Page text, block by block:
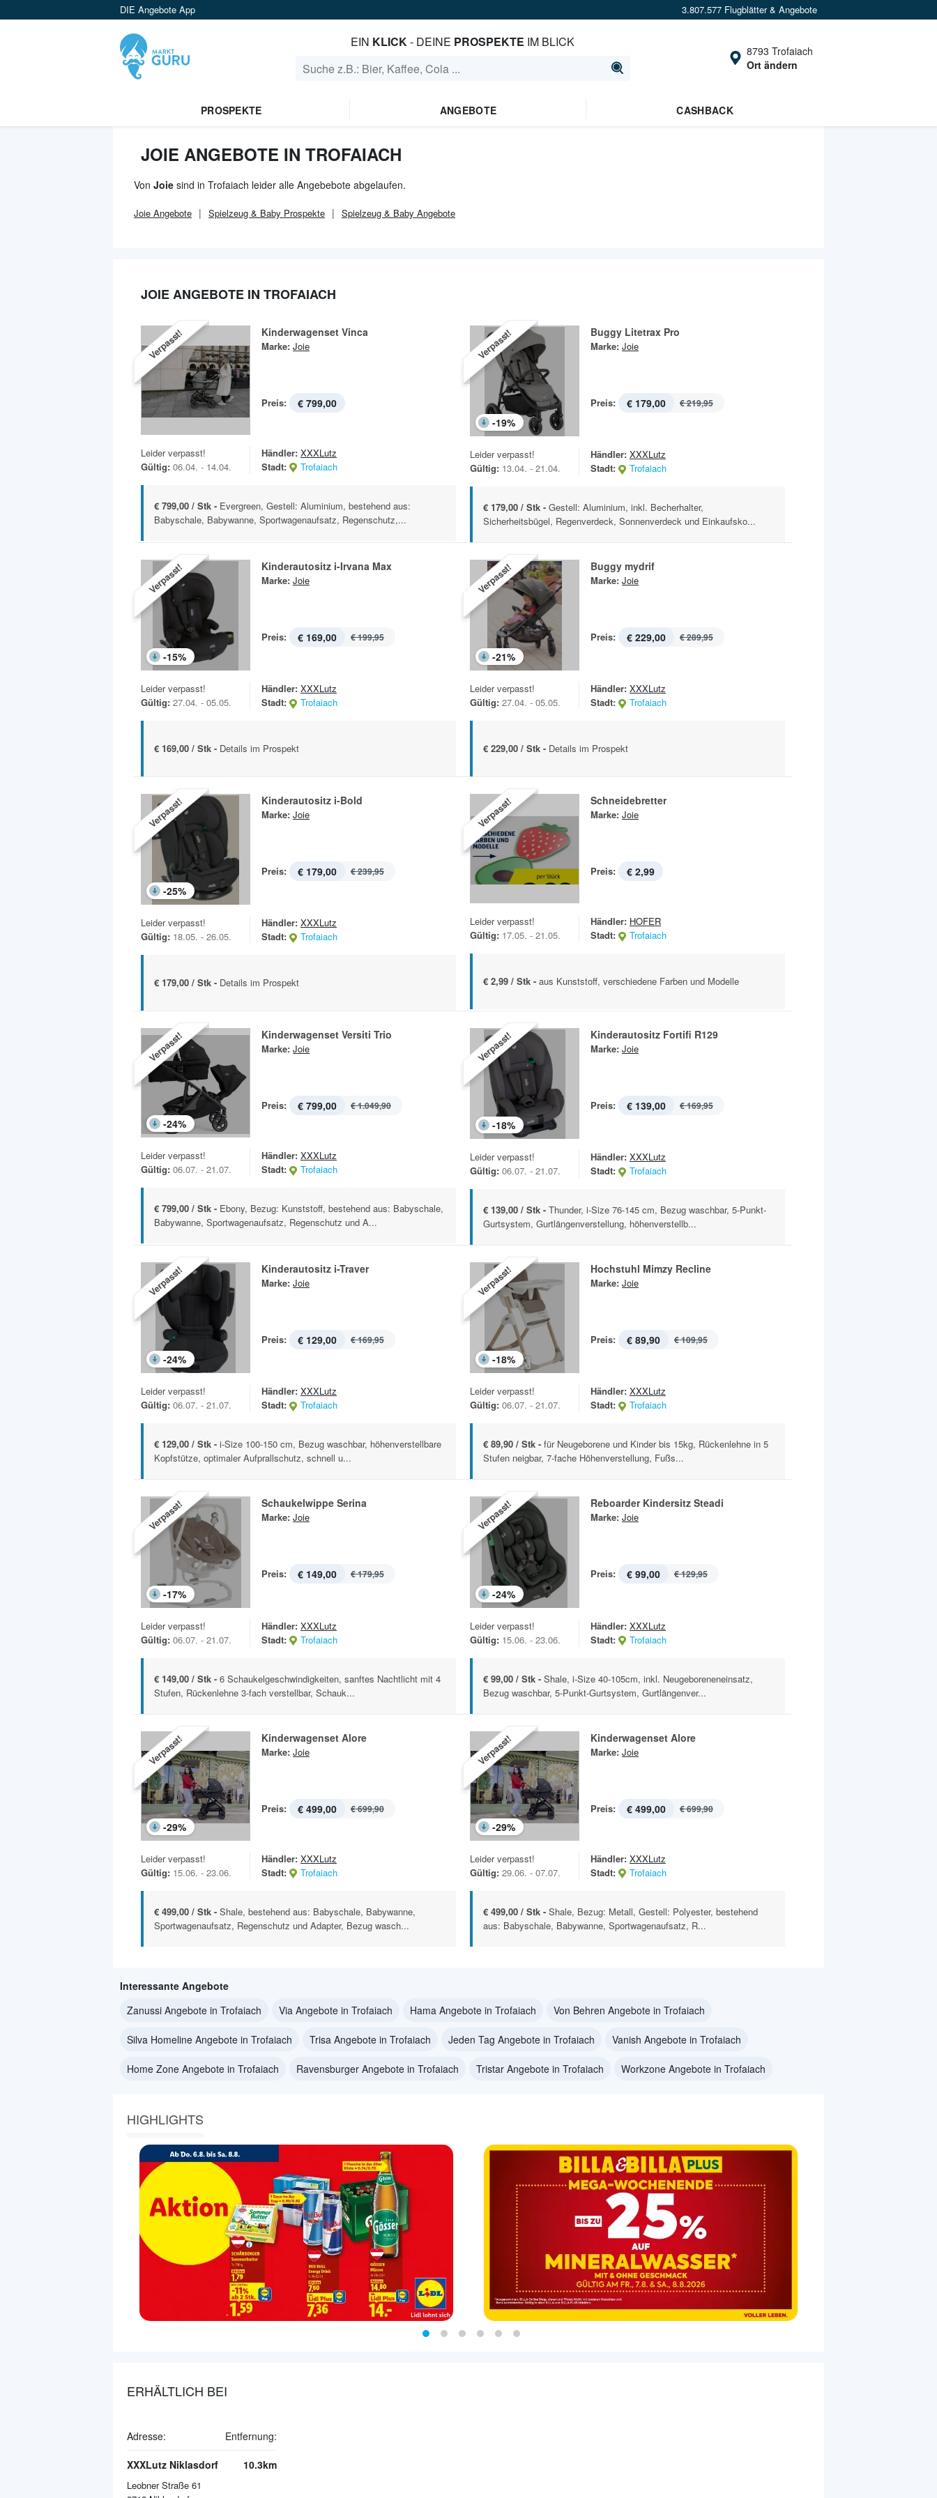
DIE Angebote App 3.807.577 Flugblätter & Angebote
EIN KLICK- DEINE PROSPEKTE IM BLICK
8793 Trofaiach
Ort ändern
PROSPEKTE ANGEBOTE CASHBACK
JOIE ANGEBOTE IN TROFAIACH
Von Joie sind in Trofaiach leider alle Angebebote abgelaufen.
Joie Angebote Spielzeug & Baby Prospekte Spielzeug & Baby Angebote
JOIE ANGEBOTE IN TROFAIACH
Verpasst! Kinderwagenset Vinca
Marke: Joie
Preis: € 799,00
Leider verpasst!
Gültig: 06.04. - 14.04.
Händler: XXXLutz
Stadt:
Trofaiach
€ 799,00 / Stk - Evergreen, Gestell: Aluminium, bestehend aus:
Babyschale, Babywanne, Sportwagenaufsatz, Regenschutz,...
Verpasst!
-19%
Buggy Litetrax Pro
Marke: Joie
Preis: € 179,00 € 219,95
Leider verpasst!
Gültig: 13.04. - 21.04.
Händler: XXXLutz
Stadt:
Trofaiach
€ 179,00 / Stk - Gestell: Aluminium, inkl. Becherhalter,
Sicherheitsbügel, Regenverdeck, Sonnenverdeck und Einkaufsko...
Verpasst!
-15%
Kinderautositz i-Irvana Max
Marke: Joie
Preis: € 169,00 € 199,95
Leider verpasst!
Gültig: 27.04. - 05.05.
Händler: XXXLutz
Stadt:
Trofaiach
€ 169,00 / Stk - Details im Prospekt
Verpasst!
-21%
Buggy mydrif
Marke: Joie
Preis: € 229,00 € 289,95
Leider verpasst!
Gültig: 27.04. - 05.05.
Händler: XXXLutz
Stadt:
Trofaiach
€ 229,00 / Stk - Details im Prospekt
Verpasst!
-25%
Kinderautositz i-Bold
Marke: Joie
Preis: € 179,00 € 239,95
Leider verpasst!
Gültig: 18.05. - 26.05.
Händler: XXXLutz
Stadt:
Trofaiach
€ 179,00 / Stk - Details im Prospekt
Verpasst! Schneidebretter
Marke: Joie
Preis: € 2,99
Leider verpasst!
Gültig: 17.05. - 21.05.
Händler: HOFER
Stadt:
Trofaiach
€ 2,99 / Stk - aus Kunststoff, verschiedene Farben und Modelle
Verpasst!
-24%
Kinderwagenset Versiti Trio
Marke: Joie
Preis: € 799,00 € 1.049,90
Leider verpasst!
Gültig: 06.07. - 21.07.
Händler: XXXLutz
Stadt:
Trofaiach
€ 799,00 / Stk - Ebony, Bezug: Kunststoff, bestehend aus: Babyschale,
Babywanne, Sportwagenaufsatz, Regenschutz und A...
Verpasst!
-18%
Kinderautositz Fortifi R129
Marke: Joie
Preis: € 139,00 € 169,95
Leider verpasst!
Gültig: 06.07. - 21.07.
Händler: XXXLutz
Stadt:
Trofaiach
€ 139,00 / Stk - Thunder, i-Size 76-145 cm, Bezug waschbar, 5-Punkt-
Gurtsystem, Gurtlängenverstellung, höhenverstellb...
Verpasst!
-24%
Kinderautositz i-Traver
Marke: Joie
Preis: € 129,00 € 169,95
Leider verpasst!
Gültig: 06.07. - 21.07.
Händler: XXXLutz
Stadt:
Trofaiach
€ 129,00 / Stk - i-Size 100-150 cm, Bezug waschbar, höhenverstellbare
Kopfstütze, optimaler Aufprallschutz, schnell u...
Verpasst!
-18%
Hochstuhl Mimzy Recline
Marke: Joie
Preis: € 89,90 € 109,95
Leider verpasst!
Gültig: 06.07. - 21.07.
Händler: XXXLutz
Stadt:
Trofaiach
€ 89,90 / Stk - für Neugeborene und Kinder bis 15kg, Rückenlehne in 5
Stufen neigbar, 7-fache Höhenverstellung, Fußs...
Verpasst!
-17%
Schaukelwippe Serina
Marke: Joie
Preis: € 149,00 € 179,95
Leider verpasst!
Gültig: 06.07. - 21.07.
Händler: XXXLutz
Stadt:
Trofaiach
€ 149,00 / Stk - 6 Schaukelgeschwindigkeiten, sanftes Nachtlicht mit 4
Stufen, Rückenlehne 3-fach verstellbar, Schauk...
Verpasst!
-24%
Reboarder Kindersitz Steadi
Marke: Joie
Preis: € 99,00 € 129,95
Leider verpasst!
Gültig: 15.06. - 23.06.
Händler: XXXLutz
Stadt:
Trofaiach
€ 99,00 / Stk - Shale, i-Size 40-105cm, inkl. Neugeboreneneinsatz,
Bezug waschbar, 5-Punkt-Gurtsystem, Gurtlängenver...
Verpasst!
-29%
Kinderwagenset Alore
Marke: Joie
Preis: € 499,00 € 699,90
Leider verpasst!
Gültig: 15.06. - 23.06.
Händler: XXXLutz
Stadt:
Trofaiach
€ 499,00 / Stk - Shale, bestehend aus: Babyschale, Babywanne,
Sportwagenaufsatz, Regenschutz und Adapter, Bezug wasch...
Verpasst!
-29%
Kinderwagenset Alore
Marke: Joie
Preis: € 499,00 € 699,90
Leider verpasst!
Gültig: 29.06. - 07.07.
Händler: XXXLutz
Stadt:
Trofaiach
€ 499,00 / Stk - Shale, Bezug: Metall, Gestell: Polyester, bestehend
aus: Babyschale, Babywanne, Sportwagenaufsatz, R...
Interessante Angebote
Zanussi Angebote in Trofaiach
Via Angebote in Trofaiach Hama Angebote in Trofaiach Von Behren Angebote in Trofaiach
Silva Homeline Angebote in Trofaiach Trisa Angebote in Trofaiach Jeden Tag Angebote in Trofaiach Vanish Angebote in Trofaiach
Home Zone Angebote in Trofaiach Ravensburger Angebote in Trofaiach Tristar Angebote in Trofaiach Workzone Angebote in Trofaiach
HIGHLIGHTS
ERHÄLTLICH BEI
Adresse: Entfernung:
XXXLutz Niklasdorf
Leobner Straße 61
10.3km